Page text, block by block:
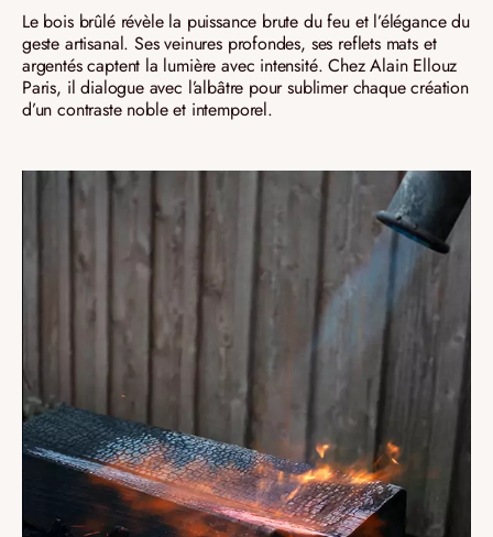
Le bois brûlé révèle la puissance brute du feu et l’élégance du
geste artisanal. Ses veinures profondes, ses reflets mats et
argentés captent la lumière avec intensité. Chez Alain Ellouz
Paris, il dialogue avec l’albâtre pour sublimer chaque création
d’un contraste noble et intemporel.